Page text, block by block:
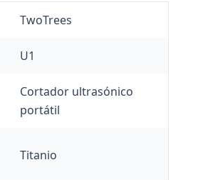
TwoTrees
U1
Cortador ultrasónico
portátil
Titanio